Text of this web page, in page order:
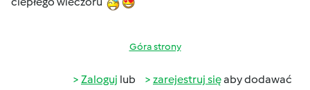
Góra strony
Zaloguj lub zarejestruj sięaby dodawać